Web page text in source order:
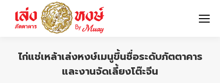
ไก่แช่เหล้าเล่งหงษ์เมนูขึ้นชื่อระดับภัตตาคาร
และงานจัดเลี้ยงโต๊ะจีน